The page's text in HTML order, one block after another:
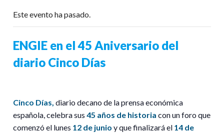
Este evento ha pasado.
ENGIE en el 45 Aniversario del
diario Cinco Días
Cinco Días, diario decano de la prensa económica
española,celebra sus 45 años de historia con un foro que
comenzó el lunes 12 de junio y que finalizará el 14 de